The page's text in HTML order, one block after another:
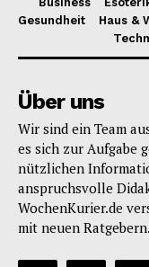
Gesundheit
Haus &
Über uns
Wir sind ein Team
es sich zur Aufgabe
nützlichen
anspruchsvolle
WochenKurier.de
mit neuen Ratgebern.